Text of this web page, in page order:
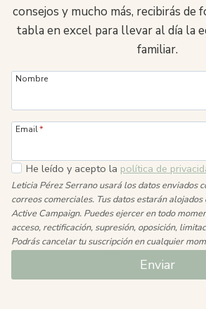
consejos y mucho más, recibirás de
tabla en excel para llevar al día la
familiar.
Nombre
Email*
He leído y acepto la política de
Leticia Pérez Serrano usará los datos enviados
correos comerciales. Tus datos estarán
Active Campaign. Puedes ejercer en todo
acceso, rectificación, supresión, oposición,
Podrás cancelar tu suscripción en cualquier
Enviar